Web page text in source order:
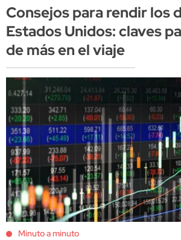
Consejos para rendir los
Estados Unidos: claves
de más en el viaje
Minuto a minuto